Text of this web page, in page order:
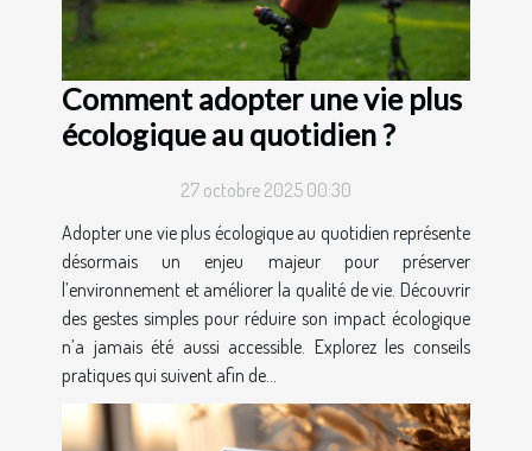
Comment adopter une vie plus
écologique au quotidien ?
27 octobre 2025 00:30
Adopter une vie plus écologique au quotidien représente
désormais un enjeu majeur pour préserver
l’environnement et améliorer la qualité de vie. Découvrir
des gestes simples pour réduire son impact écologique
n’a jamais été aussi accessible. Explorez les conseils
pratiques qui suivent afin de...